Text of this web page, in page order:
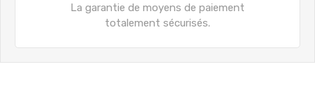
La garantie de moyens de paiement
totalement sécurisés.